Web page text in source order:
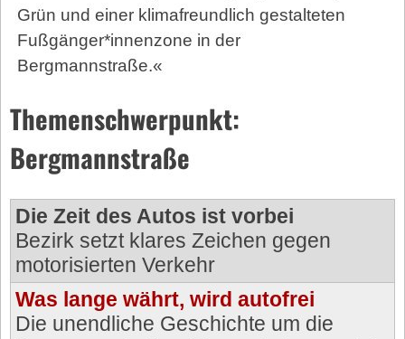
Grün und einer klimafreundlich gestalteten
Fußgänger*innenzone in der
Bergmannstraße.«
Themenschwerpunkt:
Bergmannstraße
Die Zeit des Autos ist vorbei
Bezirk setzt klares Zeichen gegen
motorisierten Verkehr
Was lange währt, wird autofrei
Die unendliche Geschichte um die